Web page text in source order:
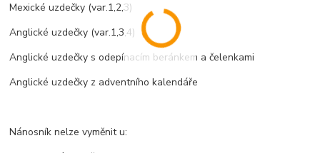
Mexické uzdečky (var.1,2,3)
Anglické uzdečky (var.1,3,4)
Anglické uzdečky s odepínacím beránkem a čelenkami
Anglické uzdečky z adventního kalendáře
Nánosník nelze vyměnit u: